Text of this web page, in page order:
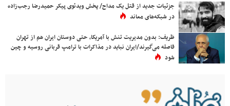
جزئیات جدید از قتل یک مداح/ پخش ویدئوی پیکر حمیدرضا رجب‌زاده
در شبکه‌های معاند
ظریف: بدون مدیریت تنش با آمریکا، حتی دوستان ایران هم از تهران
فاصله می‌گیرند/ایران نباید در مذاکرات با ترامپ قربانی روسیه و چین
شود